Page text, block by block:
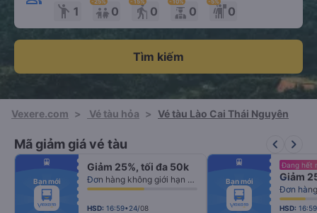
emoji_people 1 0
-25%
elderly 0
-15%
0
-10%
0
-5%
Tìm kiếm
Vexere.com > Vé tàu hỏa > Vé tàu Lào Cai Thái Nguyên
Mã giảm giá vé tàu keyboard_arrow_left keyboard_arrow_right
fiber_manual_record
fiber_manual_record
fiber_manual_record
fiber_manual_record
fiber_manual_record
fiber_manual_record
fiber_manual_record
Bạn mới
Giảm 25%, tối đa 50k
Đơn hàng không giới hạn số lượng vé
HSD: 16:59•24/08
fiber_manual_record
fiber_manual_record
fiber_manual_record
fiber_manual_record
fiber_manual_record
fiber_manual_record
fiber_manual_record
Bạn mới
Đang hết
Giảm
Đơn
HSD: